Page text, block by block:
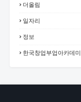
더올림
일자리
정보
한국창업부업아카데미